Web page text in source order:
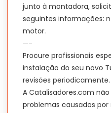
junto à montadora,
seguintes informações:
motor.
—-
Procure profissionais
instalação do seu novo
revisões periodicamente.
A Catalisadores.com
problemas causados